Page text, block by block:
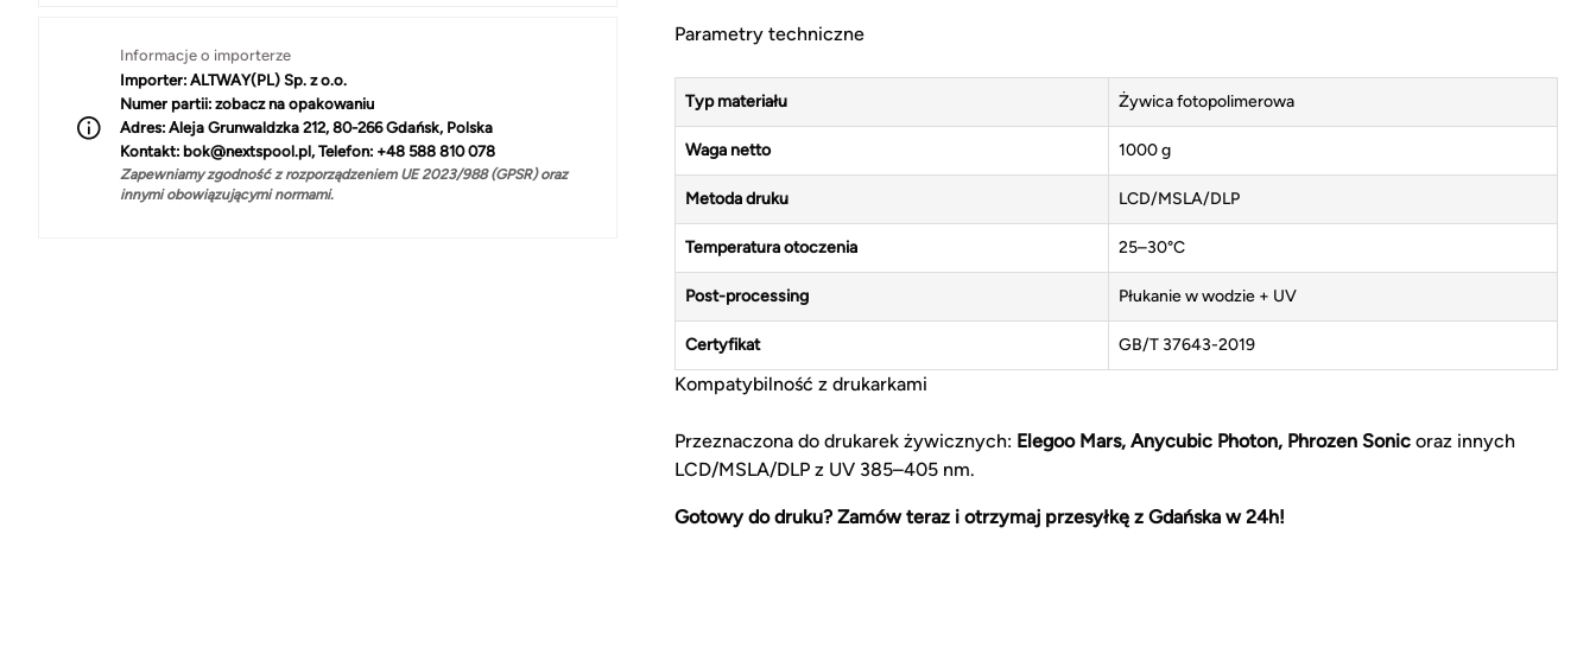
Informacje o importerze
Importer: ALTWAY(PL) Sp. z o.o.
Numer partii: zobacz na opakowaniu
Adres: Aleja Grunwaldzka 212, 80-266 Gdańsk, Polska
Kontakt: bok@nextspool.pl, Telefon: +48 588 810 078
Zapewniamy zgodność z rozporządzeniem UE 2023/988 (GPSR) oraz
innymi obowiązującymi normami.
Parametry techniczne
Typ materiału Żywica fotopolimerowa
Waga netto 1000 g
Metoda druku LCD/MSLA/DLP
Temperatura otoczenia 25–30°C
Post-processing Płukanie w wodzie + UV
Certyfikat GB/T 37643-2019
Kompatybilność z drukarkami
Przeznaczona do drukarek żywicznych: Elegoo Mars, Anycubic Photon, Phrozen Sonic oraz innych
LCD/MSLA/DLP z UV 385–405 nm.
Gotowy do druku? Zamów teraz i otrzymaj przesyłkę z Gdańska w 24h!